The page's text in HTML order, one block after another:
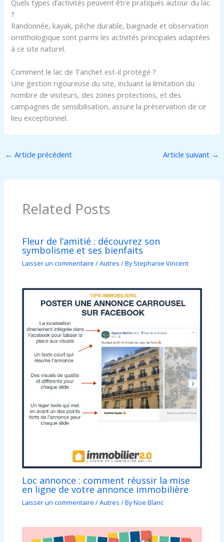
Quels types d’activités peuvent être pratiqués autour du lac
?
Randonnée, kayak, pêche durable, baignade et observation
ornithologique sont parmi les activités principales adaptées
à ce site naturel.
Comment le lac de Tanchet est-il protégé ?
Une gestion rigoureuse du site, incluant la limitation du
nombre de visiteurs, des zones protections, et des
campagnes de sensibilisation, assure la préservation de ce
lieu exceptionnel.
← Article précédent Article suivant →
Related Posts
Fleur de l’amitié : découvrez son
symbolisme et ses bienfaits
Laisser un commentaire /Autres / ByStephanie Vincent
Loc annonce : comment réussir la mise
en ligne de votre annonce immobilière
Laisser un commentaire /Autres / ByNoe Blanc